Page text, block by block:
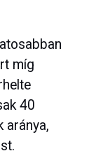
míg
40
aránya,